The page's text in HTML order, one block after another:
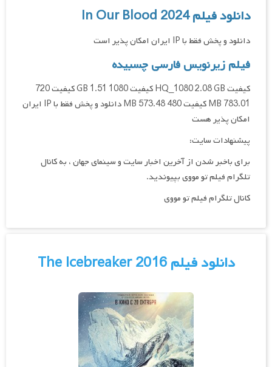
دانلود فیلم In Our Blood 2024
دانلود و پخش فقط با IP ایران امکان پذیر است
فیلم زیرنویس فارسی چسبیده
کیفیت HQ_1080 2.08 GB کیفیت 1080 1.51 GB کیفیت 720
783.01 MB کیفیت 480 573.48 MB دانلود و پخش فقط با IP ایران
امکان پذیر هست
پیشنهادات سایت:
برای باخبر شدن از آخرین اخبار سایت و سینمای جهان ، به کانال
تلگرام فیلم تو مووی بپیوندید.
کانال تلگرام فیلم تو مووی
دانلود فیلم The Icebreaker 2016